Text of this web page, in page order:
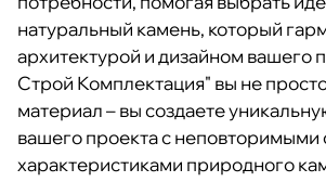
натуральный камень, который
архитектурой и дизайном вашего
Строй Комплектация" вы не
материал – вы создаете
вашего проекта с неповторимыми
характеристиками природного